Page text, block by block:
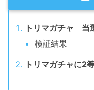
トリマガチャ 当
検証結果
トリマガチャに